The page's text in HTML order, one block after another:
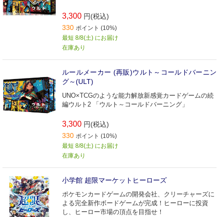
3,300 円(税込)
330 ポイント (10%)
最短 8/8(土) にお届け
在庫あり
ルールメーカー (再販)ウルト～コールドバーニン
グ～(ULT)
UNO×TCGのような能力解放新感覚カードゲームの続
編ウルト2 「ウルト～コールドバーニング」
3,300 円(税込)
330 ポイント (10%)
最短 8/8(土) にお届け
在庫あり
小学館 超限マーケットヒーローズ
ポケモンカードゲームの開発会社、クリーチャーズに
よる完全新作ボードゲームが完成！ヒーローに投資
し、ヒーロー市場の頂点を目指せ！